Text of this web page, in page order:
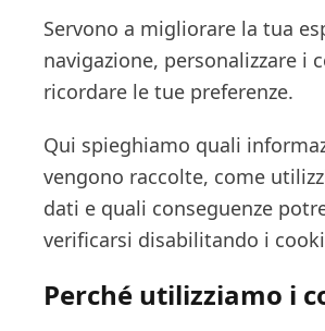
Servono a migliorare la tua
navigazione, personalizzare i
ricordare le tue preferenze.
Qui spieghiamo quali
vengono raccolte, come
dati e quali conseguenze
verificarsi disabilitando i
Perché utilizziamo i